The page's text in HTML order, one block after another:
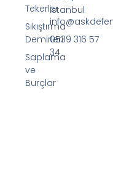
Tekerler
Sıkıştırma
Demirleri
Saplama
ve
Burçlar
İstanbul
0539 316 57
34